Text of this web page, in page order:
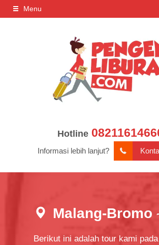
Menu
Hotline
Informasi lebih lanjut?
Malang-Bromo
Berikut ini adalah tour kami